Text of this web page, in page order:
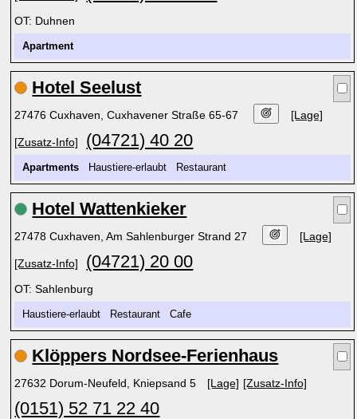
OT: Duhnen
Apartment
Hotel Seelust
27476 Cuxhaven, Cuxhavener Straße 65-67 [Lage]
[Zusatz-Info] (04721) 40 20
Apartments Haustiere-erlaubt Restaurant
Hotel Wattenkieker
27478 Cuxhaven, Am Sahlenburger Strand 27 [Lage]
[Zusatz-Info] (04721) 20 00
OT: Sahlenburg
Haustiere-erlaubt Restaurant Cafe
Klöppers Nordsee-Ferienhaus
27632 Dorum-Neufeld, Kniepsand 5 [Lage] [Zusatz-Info]
(0151) 52 71 22 40